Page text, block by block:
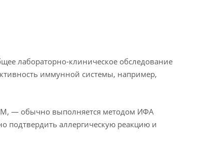
лабораторно-клиническое обследование
иммунной системы, например,
— обычно выполняется методом ИФА
аллергическую реакцию и